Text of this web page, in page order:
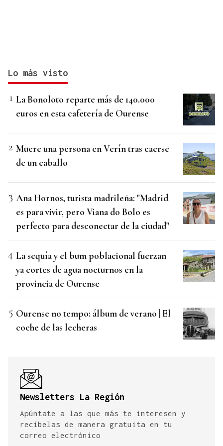
Lo más visto
La Bonoloto reparte más de 140.000
euros en esta cafetería de Ourense
Muere una persona en Verín tras caerse
de un caballo
Ana Hornos, turista madrileña: "Madrid
es para vivir, pero Viana do Bolo es
perfecto para desconectar de la ciudad"
La sequía y el bum poblacional fuerzan
ya cortes de agua nocturnos en la
provincia de Ourense
Ourense no tempo: álbum de verano | El
coche de las lecheras
Newsletters La Región
Apúntate a las que más te interesen y
recíbelas de manera gratuita en tu
correo electrónico